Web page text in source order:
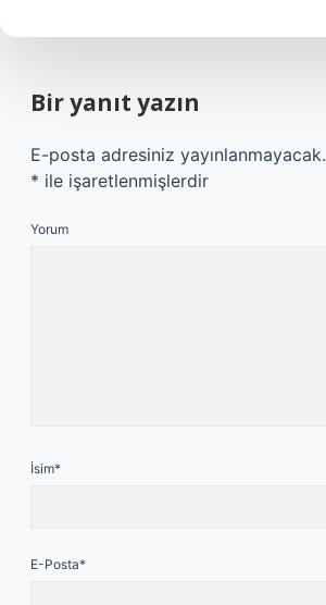
Bir yanıt yazın
E-posta adresiniz yayınlanmayacak.
* ile işaretlenmişlerdir
Yorum
İsim*
E-Posta*